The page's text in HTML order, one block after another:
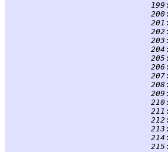
199 :
200 :
201 :
202 :
203 :
204 :
205 :
206 :
207 :
208 :
209 :
210 :
211 :
212 :
213 :
214 :
215 :